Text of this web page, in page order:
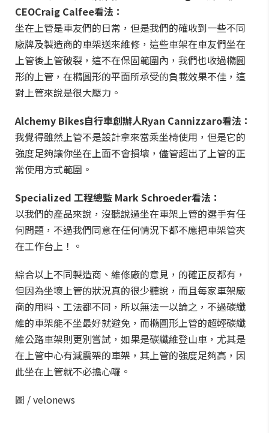
CEOCraig Calfee看法：
坐在上管是車友們的日常，但是我們的確收到一些不同
廠牌及製造商的車架送來維修，這些車架在車友們坐在
上管後上管破裂，這不在保固範圍內，我們也收過橢圓
形的上管，在橢圓形的平面所承受的負載效果不佳，這
對上管來說是很大壓力。
Alchemy Bikes自行車創辦人Ryan Cannizzaro看法：
我覺得雖然上管不是設計拿來當乘坐椅使用，但是它的
強度足夠讓你坐在上面不會損壞，儘管超出了上管的正
常使用方式範圍。
Specialized 工程總監 Mark Schroeder看法：
以我們的產品來說，沒聽說過坐在車架上管的選手有任
何問題，不過我們同意在任何情況下都不應把車架管夾
在工作台上！。
綜合以上不同製造商、維修廠的意見，的確正反都有，
但因為坐壞上管的狀況真的很少聽說，而且每家車架廠
商的用料、工法都不同，所以無法一以論之，不過碳纖
維的車架能不坐最好就避免，而橢圓形上管的超輕碳纖
維公路車架則更別嘗試，如果是碳纖維登山車，尤其是
在上管中心有減震架的車架，其上管的強度足夠高，因
此坐在上管就不必擔心囉。
圖 / velonews